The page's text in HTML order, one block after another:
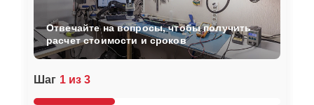
Шаг 1 из 3
Отвечайте на вопросы, чтобы получить
расчет стоимости и сроков